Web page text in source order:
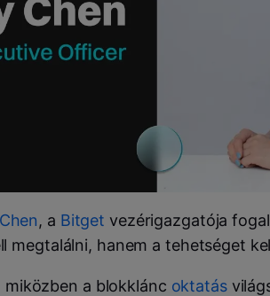
, a Bitget vezérigazgatója
megtalálni, hanem a tehetséget
a blokklánc oktatás